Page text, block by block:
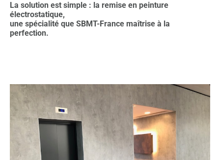
La solution est simple : la remise en peinture
électrostatique,
une spécialité que SBMT-France maîtrise à la
perfection.